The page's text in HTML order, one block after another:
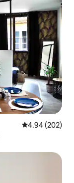
평점 4.94점(5
4.94 (202)